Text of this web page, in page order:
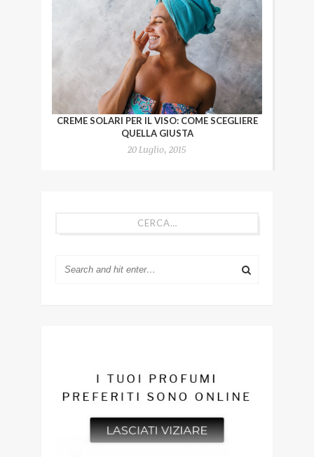
CREME SOLARI PER IL VISO: COME SCEGLIERE
QUELLA GIUSTA
20 Luglio, 2015
CERCA…